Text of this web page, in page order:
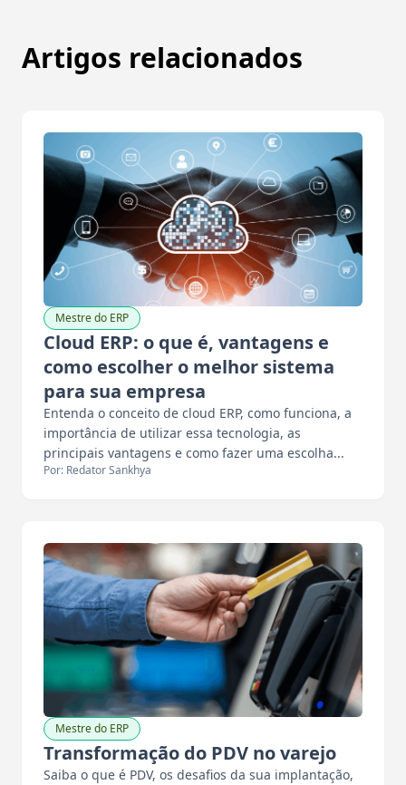
Artigos relacionados
Mestre do ERP
Cloud ERP: o que é, vantagens e
como escolher o melhor sistema
para sua empresa
Entenda o conceito de cloud ERP, como funciona, a
importância de utilizar essa tecnologia, as
principais vantagens e como fazer uma escolha...
Por: Redator Sankhya
Mestre do ERP
Transformação do PDV no varejo
Saiba o que é PDV, os desafios da sua implantação,